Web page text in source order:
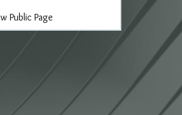
Public Page